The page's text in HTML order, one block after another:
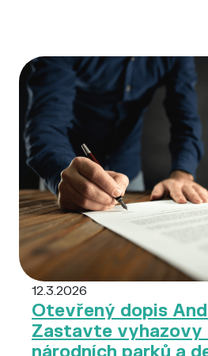
12.3.2026
Otevřený dopis
Zastavte vyhazovy